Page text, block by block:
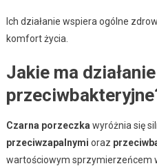
Ich działanie wspiera ogólne
komfort życia.
Jakie ma
Czarna porzeczka wyróżnia się
przeciwzapalnymi oraz
wartościowym sprzymierzeńcem